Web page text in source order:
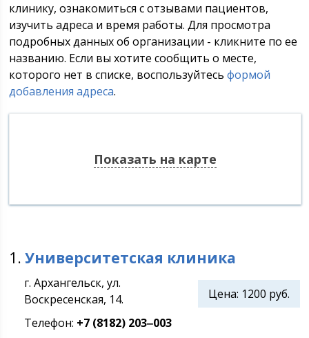
клинику, ознакомиться с отзывами пациентов,
изучить адреса и время работы. Для просмотра
подробных данных об организации - кликните по ее
названию. Если вы хотите сообщить о месте,
которого нет в списке, воспользуйтесьформой
добавления адреса.
Показать на карте
1.Университетская клиника
Цена: 1200 руб.
г. Архангельск, ул.
Воскресенская, 14.
Телефон: +7 (8182) 203‒003